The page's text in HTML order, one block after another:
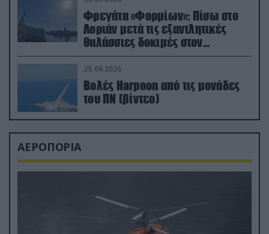
Φρεγάτα «Φορμίων»: Πίσω στο
Λοριάν μετά τις εξαντλητικές
θαλάσσιες δοκιμές στον
απαιτητικό Βισκαϊκό
25.06.2026
Βολές Harpoon από τις μονάδες
του ΠΝ (βίντεο)
ΑΕΡΟΠΟΡΙΑ